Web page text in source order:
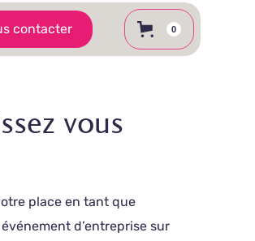
contacter 0
vous
place en tant que
d’entreprise sur